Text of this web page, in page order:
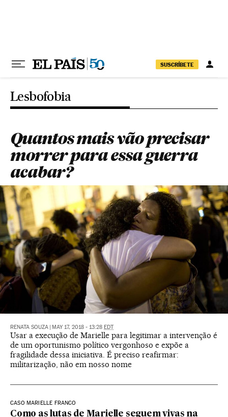
SUSCRÍBETE
Lesbofobia
Quantos mais vão precisar
morrer para essa guerra
acabar?
RENATA SOUZA MAY 17, 2018 - 13:28 EDT
Usar a execução de Marielle para legitimar a intervenção é
de um oportunismo político vergonhoso e expõe a
fragilidade dessa iniciativa. É preciso reafirmar:
militarização, não em nosso nome
CASO MARIELLE FRANCO
Como as lutas de Marielle seguem vivas na